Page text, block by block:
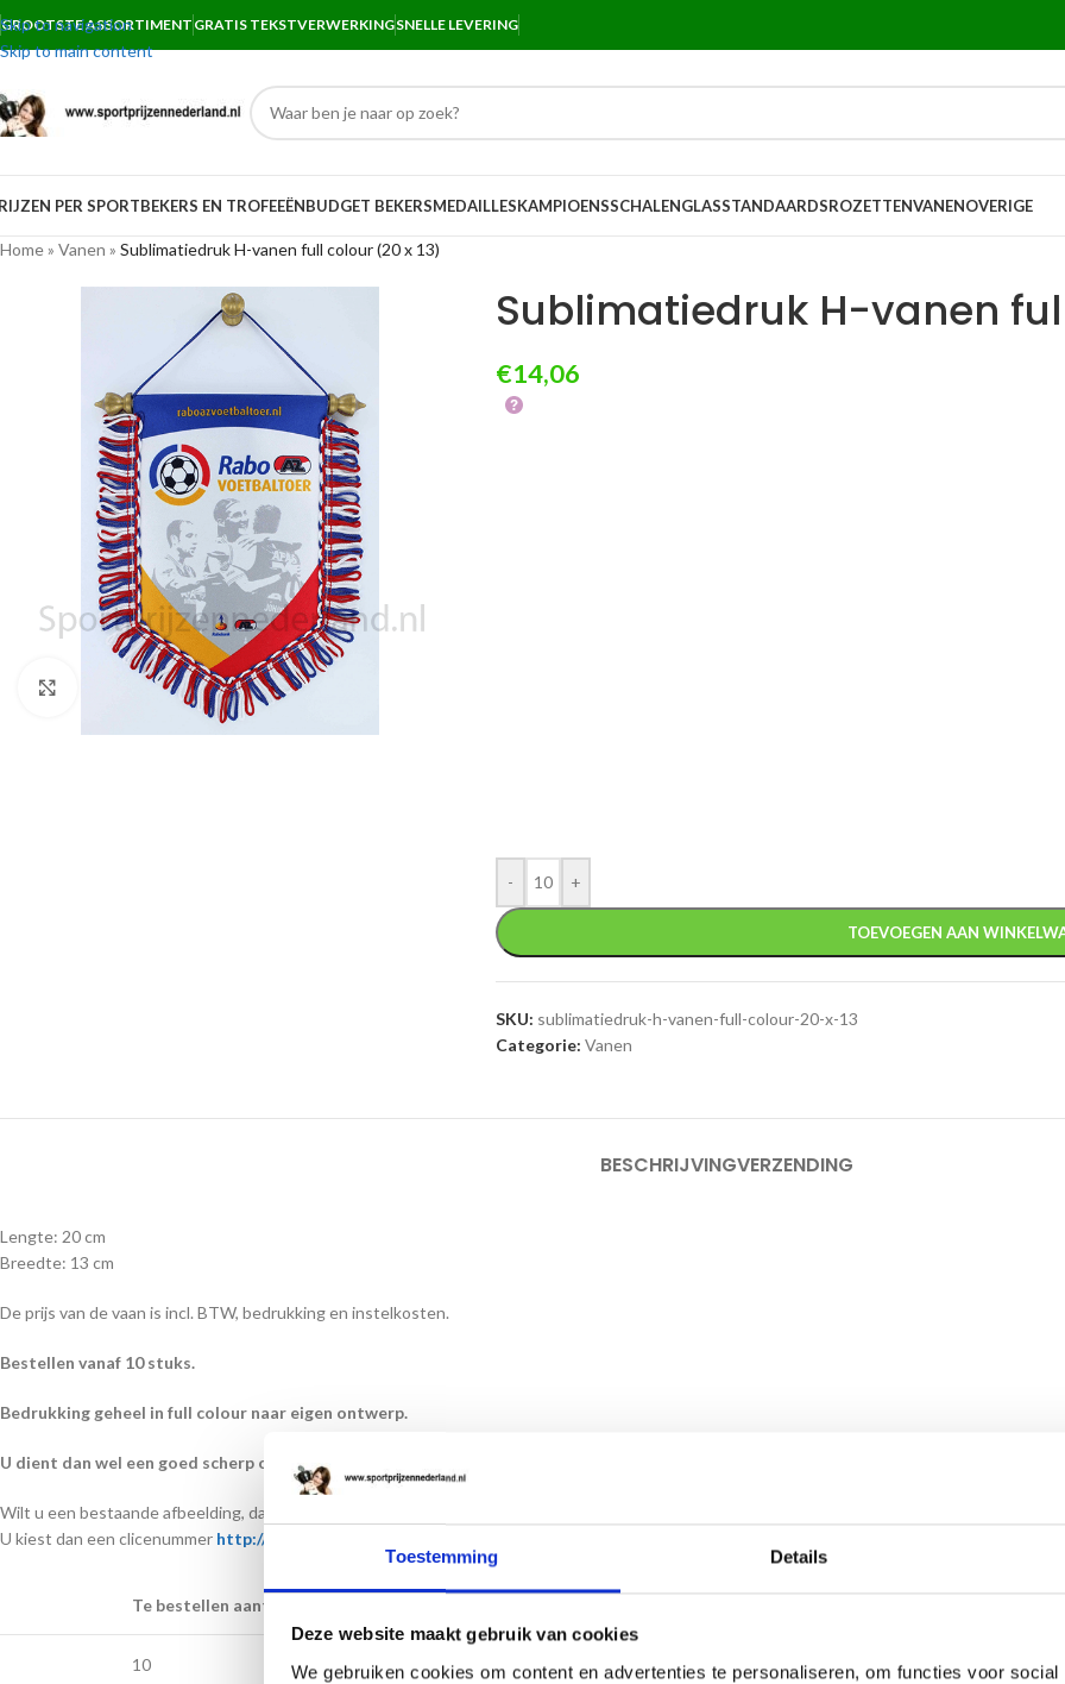
Toestemming Details
Deze website maakt gebruik van cookies
We gebruiken cookies om content en advertenties te personaliseren, om functies voor
Skip to navigation
Skip to main content
GROOTSTE ASSORTIMENT GRATIS TEKSTVERWERKINGSNELLE LEVERING
PER SPORTBEKERS EN TROFEEËNBUDGET BEKERSMEDAILLESKAMPIOENSSCHALENGLASSTANDAARDSROZETTENVANENOVERIGE
Home» Vanen » Sublimatiedruk H-vanen full colour (20 x 13)
Klik om te vergroten
Sublimatiedruk H-vanen
€14,06
- +
TOEVOEGEN AAN
SKU: sublimatiedruk-h-vanen-full-colour-20-x-13
Categorie: Vanen
BESCHRIJVINGVERZENDING
Lengte: 20 cm
Breedte: 13 cm
De prijs van de vaan is incl. BTW, bedrukking en instelkosten.
Bestellen vanaf 10 stuks.
Bedrukking geheel in full colour naar eigen ontwerp.
U dient dan wel een goed scherp origineel ontwerp aan te leveren
Wilt u een bestaande afbeelding, dan kunt u kiezen uit het clicheboek.
U kiest dan een clicenummer http://clicheboek.publications.site/2.html
Te bestellen aantal
10 € 14,06